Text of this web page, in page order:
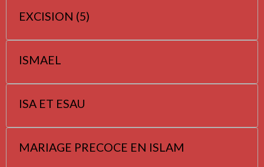
EXCISION (5)
ISMAEL
ISA ET ESAU
MARIAGE PRECOCE EN ISLAM